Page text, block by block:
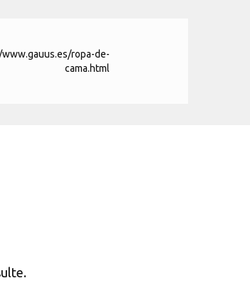
ropa-de-
cama.html